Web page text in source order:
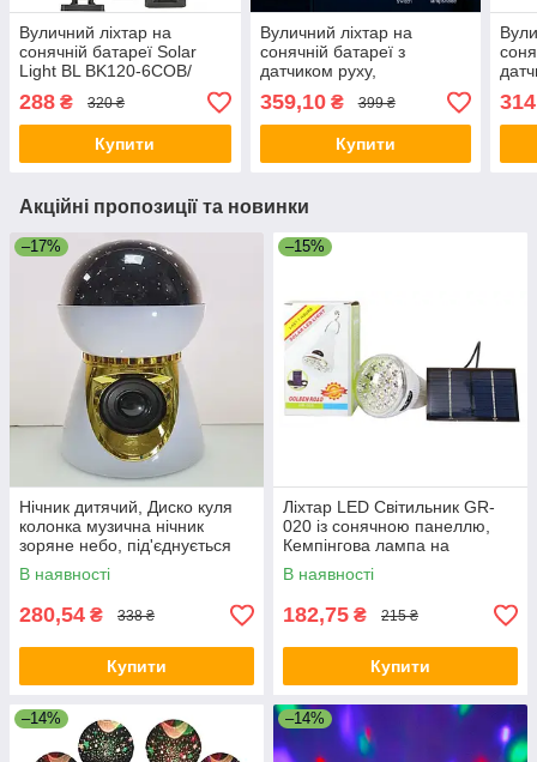
Вуличний ліхтар на
сонячній батареї Solar
Light BL BK120-6COB/
Solar на стовп
288 ₴ 320 ₴
Купити
Вуличний ліхтар на
сонячній батареї з
датчиком руху,
Solar lamp NJ-0013
359,10₴ 399 ₴
Купити
Акційні пропозиції та новинки
–17%
Нічник дитячий, Диско куля
колонка музична нічник
зоряне небо, під'єднується
через Bluetooth
В наявності
280,54 ₴ 338 ₴
Купити
–15%
Ліхтар LED Світильник GR-
020 із сонячною панеллю,
Кемпінгова лампа на
сонячній батареї
В наявності
182,75 ₴ 215 ₴
Купити
–14% –14%